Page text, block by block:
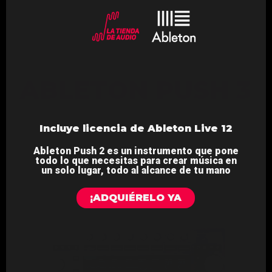
Ableton Push 2 es un instrumento que pone
todo lo que necesitas para crear música en
un solo lugar, todo al alcance de tu mano
¡ADQUIÉRELO YA
Incluye licencia de Ableton Live 12